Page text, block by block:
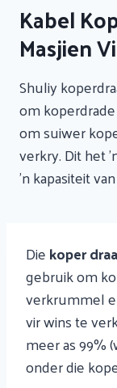
Kabel
Masjien
Shuliy
om
om suiwer
verkry. Dit het
'n kapasiteit
Diekoper
gebruik om
verkrummel
vir wins te
meer as 99%
onder die